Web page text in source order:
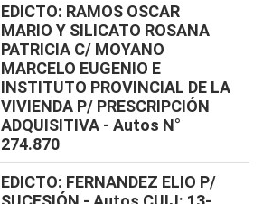
EDICTO: RAMOS OSCAR
MARIO Y SILICATO ROSANA
PATRICIA C/ MOYANO
MARCELO EUGENIO E
INSTITUTO PROVINCIAL DE LA
VIVIENDA P/ PRESCRIPCIÓN
ADQUISITIVA - Autos N°
274.870
EDICTO: FERNANDEZ ELIO P/